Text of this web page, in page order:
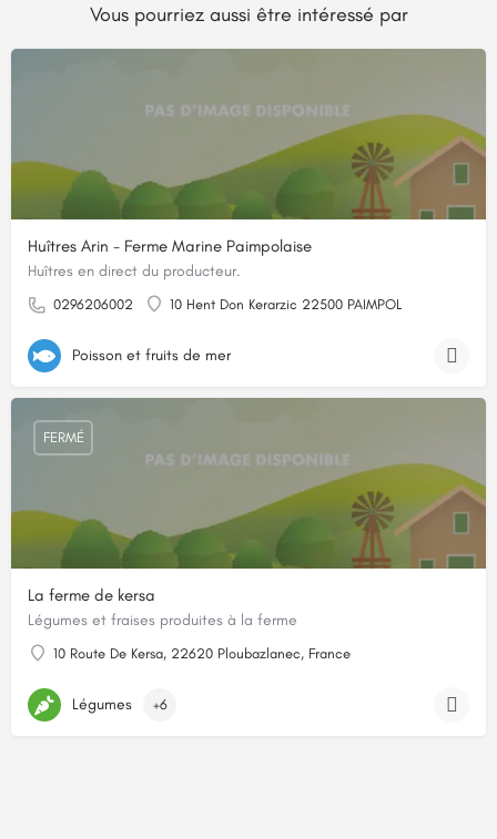
Vous pourriez aussi être intéressé par
Huîtres Arin - Ferme Marine Paimpolaise
Huîtres en direct du producteur.
0296206002 10 Hent Don Kerarzic 22500 PAIMPOL
Poisson et fruits de mer
La ferme de kersa
Légumes et fraises produites à la ferme
10 Route De Kersa, 22620 Ploubazlanec, France
FERMÉ
Légumes +6